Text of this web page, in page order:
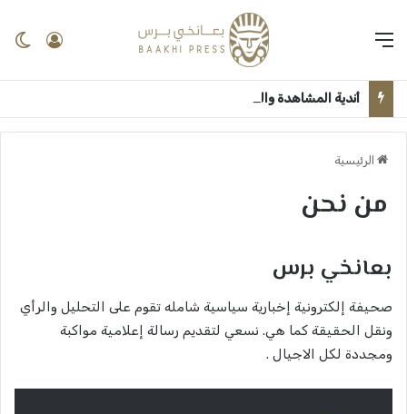
الرئيسية
من نحن
بعانخي برس
صحيفة إلكترونية إخبارية سياسية شامله تقوم على التحليل والرأي
ونقل الحقيقة كما هي. نسعي لتقديم رسالة إعلامية مواكبة
ومجددة لكل الاجيال .